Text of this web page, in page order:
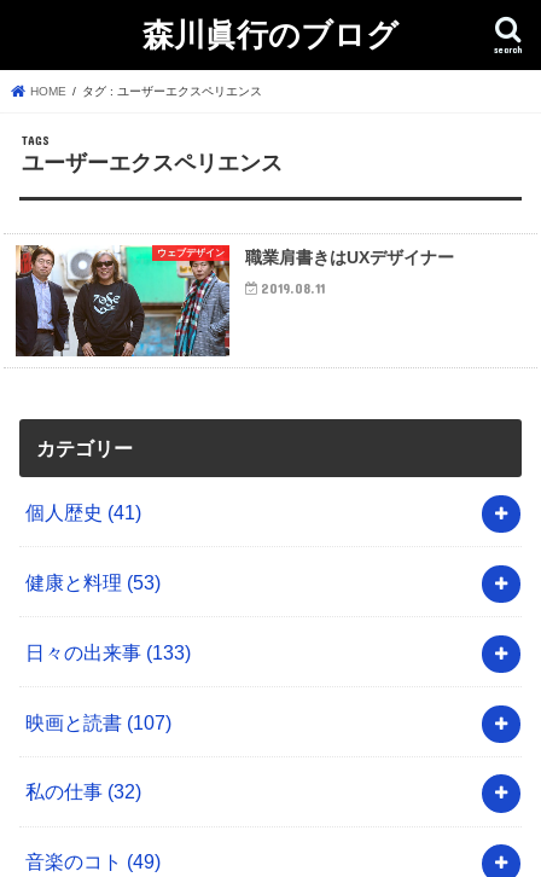
森川眞行のブログ search
HOME タグ : ユーザーエクスペリエンス
ユーザーエクスペリエンス
ウェブデザイン 職業肩書きはUXデザイナー
2019.08.11
カテゴリー
個人歴史 (41)
健康と料理 (53)
日々の出来事 (133)
映画と読書 (107)
私の仕事 (32)
音楽のコト (49)